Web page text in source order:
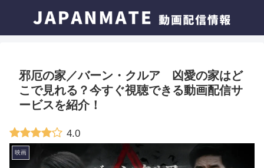
邪厄の家／バーン・クルア 凶愛の家はど
こで見れる？今すぐ視聴できる動画配信サ
ービスを紹介！
4.0
映画